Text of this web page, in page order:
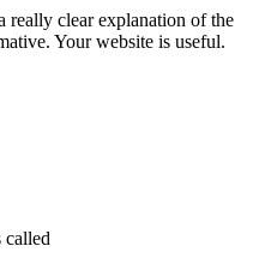
clear explanation of the
Your website is useful.